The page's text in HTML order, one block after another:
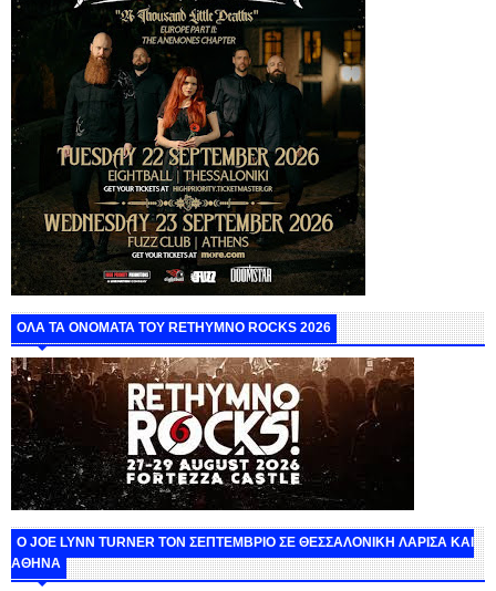
ΟΛΑ ΤΑ ΟΝΟΜΑΤΑ ΤΟΥ RETHYMNO ROCKS 2026
O JOE LYNN TURNER ΤΟΝ ΣΕΠΤΕΜΒΡΙΟ ΣΕ ΘΕΣΣΑΛΟΝΙΚΗ ΛΑΡΙΣΑ ΚΑΙ
ΑΘΗΝΑ